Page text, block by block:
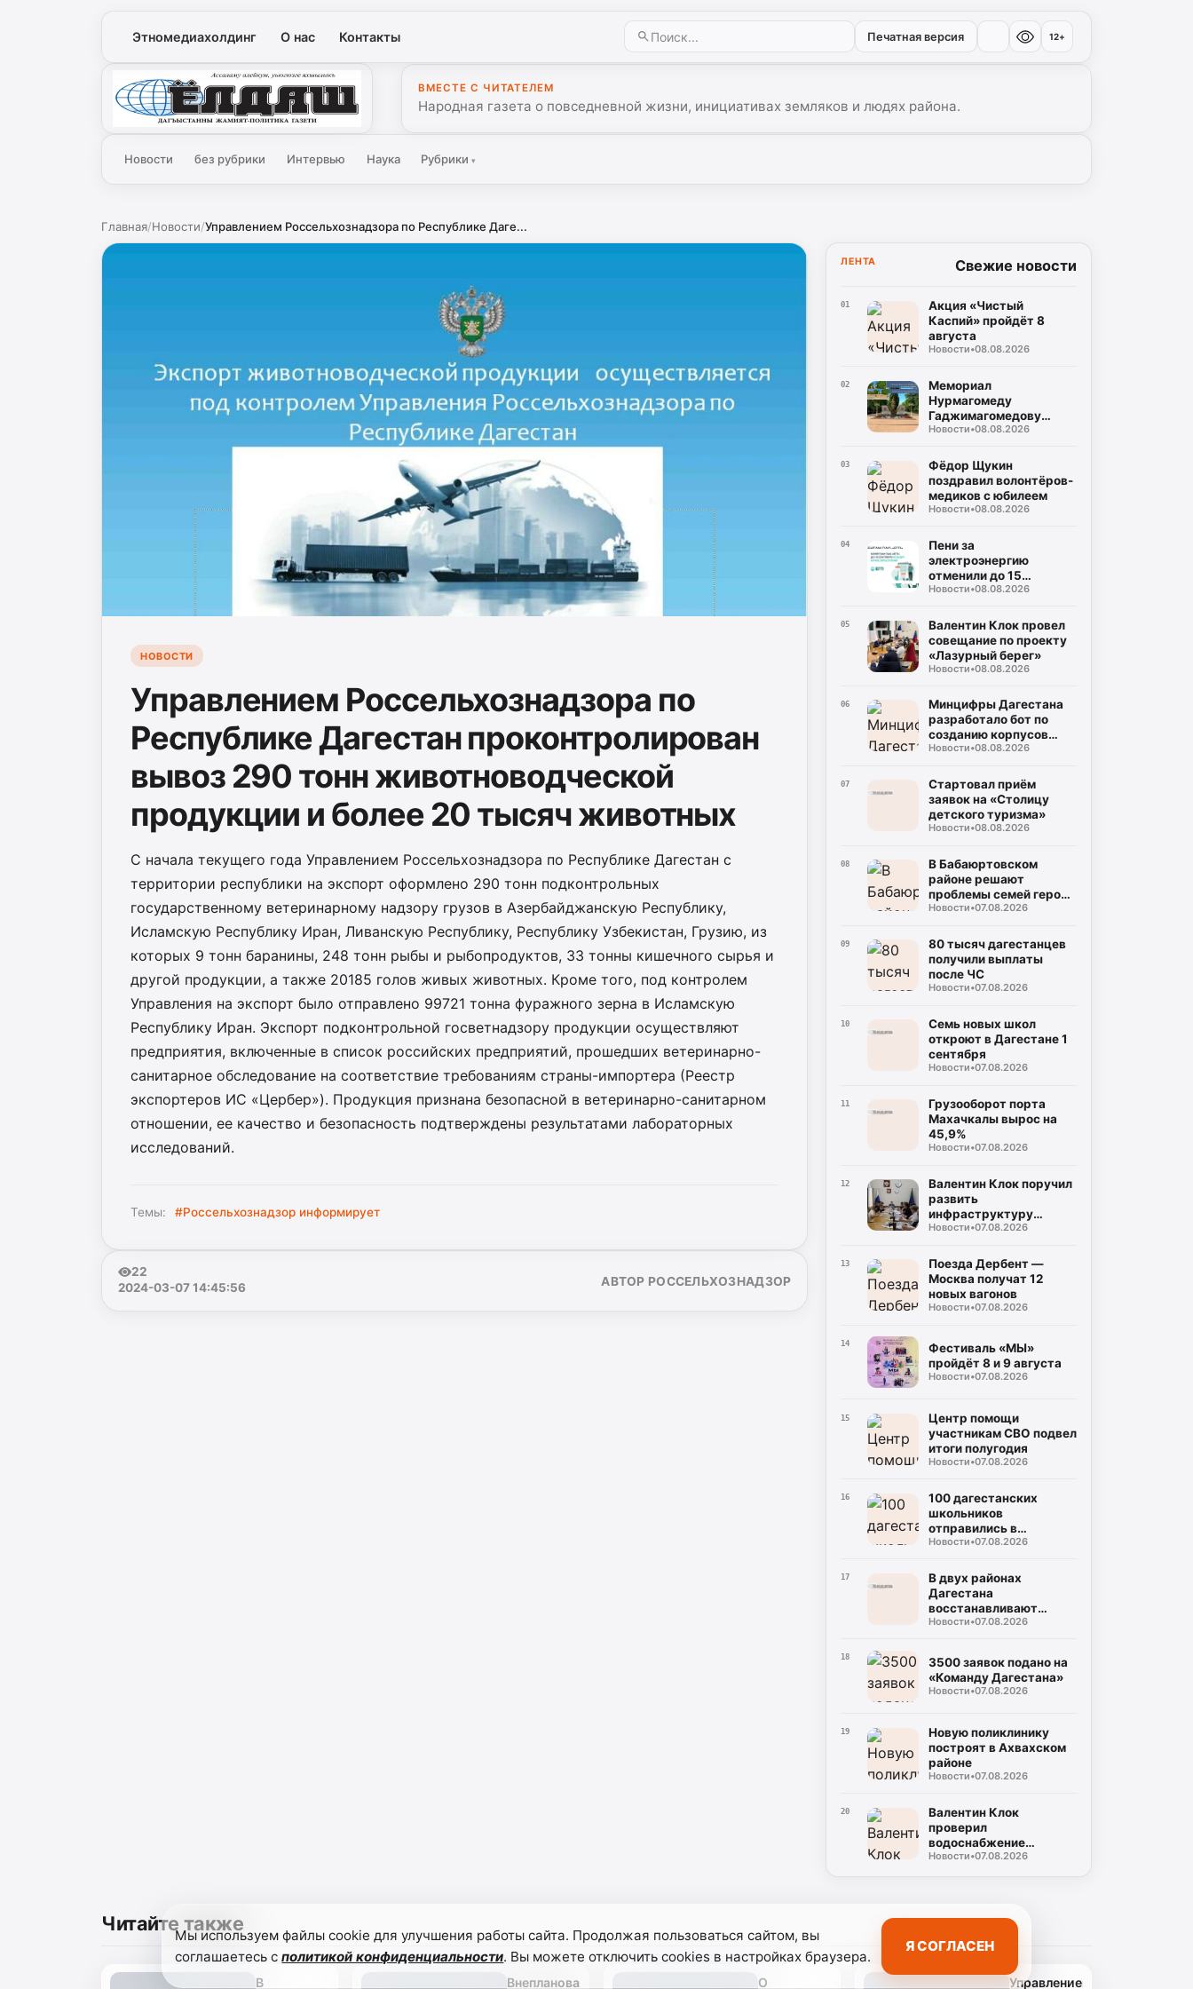
Этномедиахолдинг О нас Контакты Печатная версия 12+
Ёлдаш
ВМЕСТЕ С ЧИТАТЕЛЕМ
Народная газета о повседневной жизни, инициативах земляков и людях района.
Новости без рубрики Интервью Наука Рубрики▾
Главная/Новости/Управлением Россельхознадзора по Республике Даге...
НОВОСТИ
Управлением Россельхознадзора по
Республике Дагестан проконтролирован
вывоз 290 тонн животноводческой
продукции и более 20 тысяч животных
С начала текущего года Управлением Россельхознадзора по Республике Дагестан с
территории республики на экспорт оформлено 290 тонн подконтрольных
государственному ветеринарному надзору грузов в Азербайджанскую Республику,
Исламскую Республику Иран, Ливанскую Республику, Республику Узбекистан, Грузию, из
которых 9 тонн баранины, 248 тонн рыбы и рыбопродуктов, 33 тонны кишечного сырья и
другой продукции, а также 20185 голов живых животных. Кроме того, под контролем
Управления на экспорт было отправлено 99721 тонна фуражного зерна в Исламскую
Республику Иран. Экспорт подконтрольной госветнадзору продукции осуществляют
предприятия, включенные в список российских предприятий, прошедших ветеринарно-
санитарное обследование на соответствие требованиям страны-импортера (Реестр
экспортеров ИС «Цербер»). Продукция признана безопасной в ветеринарно-санитарном
отношении, ее качество и безопасность подтверждены результатами лабораторных
исследований.
Темы: #Россельхознадзор информирует
22
2024-03-07 14:45:56
АВТОР РОССЕЛЬХОЗНАДЗОР
ЛЕНТА Свежие новости
01
Акция «Чистый
Каспий» пройдёт 8
августа
Новости•08.08.2026
02
Мемориал
Нурмагомеду
Гаджимагомедову
установят в парке
Новости•08.08.2026
03
Фёдор Щукин
поздравил волонтёров-
медиков с юбилеем
Новости•08.08.2026
04
Пени за
электроэнергию
отменили до 15
сентября
Новости•08.08.2026
05
Валентин Клок провел
совещание по проекту
«Лазурный берег»
Новости•08.08.2026
06
Минцифры Дагестана
разработало бот по
созданию корпусов
национальных языков
Новости•08.08.2026
07
Стартовал приём
заявок на «Столицу
детского туризма»
Новости•08.08.2026
08
В Бабаюртовском
районе решают
проблемы семей героев
СВО
Новости•07.08.2026
09
80 тысяч дагестанцев
получили выплаты
после ЧС
Новости•07.08.2026
10
Семь новых школ
откроют в Дагестане 1
сентября
Новости•07.08.2026
11
Грузооборот порта
Махачкалы вырос на
45,9%
Новости•07.08.2026
12
Валентин Клок поручил
развить
инфраструктуру
Каспийской флотилии
Новости•07.08.2026
13
Поезда Дербент —
Москва получат 12
новых вагонов
Новости•07.08.2026
14
Фестиваль «МЫ»
пройдёт 8 и 9 августа
Новости•07.08.2026
15
Центр помощи
участникам СВО подвел
итоги полугодия
Новости•07.08.2026
16
100 дагестанских
школьников
отправились в
Петербург
Новости•07.08.2026
17
В двух районах
Дагестана
восстанавливают
дороги после ливней
Новости•07.08.2026
18
3500 заявок подано на
«Команду Дагестана»
Новости•07.08.2026
19
Новую поликлинику
построят в Ахвахском
районе
Новости•07.08.2026
20
Валентин Клок
проверил
водоснабжение
Буйнакска
Новости•07.08.2026
Читайте также
В
Внеплановая
О
Управлением
Мы используем файлы cookie для улучшения работы сайта. Продолжая пользоваться сайтом, вы
соглашаетесь сполитикой конфиденциальности. Вы можете отключить cookies в настройках браузера.
Я СОГЛАСЕН